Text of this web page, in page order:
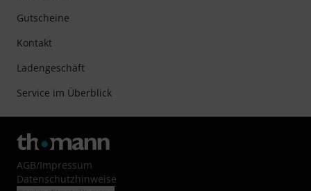
Gutscheine
Kontakt
Ladengeschäft
Service im Überblick
AGB/Impressum
Datenschutzhinweise